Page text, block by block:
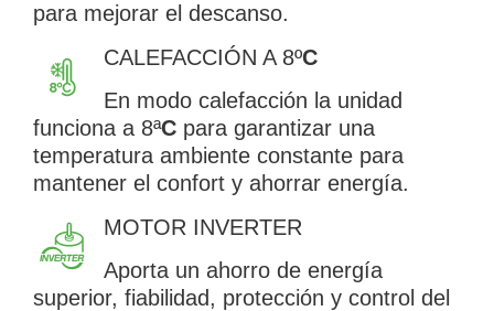
para mejorar el descanso.
CALEFACCIÓN A 8ºC
En modo calefacción la unidad
funciona a 8ªC para garantizar una
temperatura ambiente constante para
mantener el confort y ahorrar energía.
MOTOR INVERTER
Aporta un ahorro de energía
superior, fiabilidad, protección y control del